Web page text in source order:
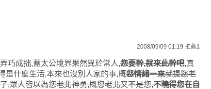
2008/09/09 01:19 推薦1
巧成拙,蓋太公境界果然異於常人,您要幹,就來此幹吧,真
是什麼生活,本來也沒別人家的事,概您情緒一來就提您老
,眾人皆以為您老北神勇,概您老北又不是您,不曉得您在自